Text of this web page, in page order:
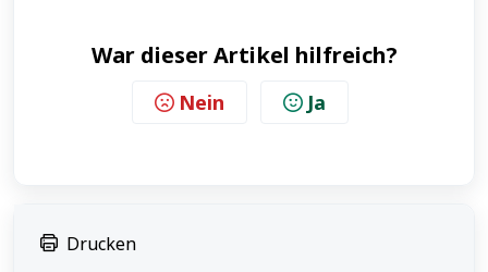
War dieser Artikel hilfreich?
Nein Ja
Drucken